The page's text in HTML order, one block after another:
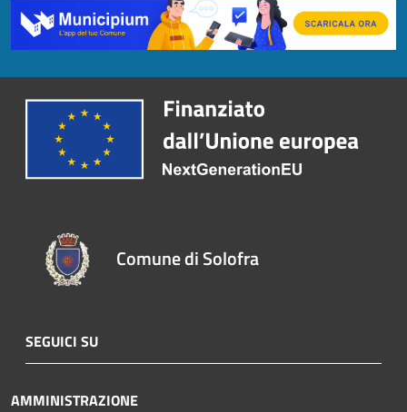
Comune di Solofra
SEGUICI SU
AMMINISTRAZIONE